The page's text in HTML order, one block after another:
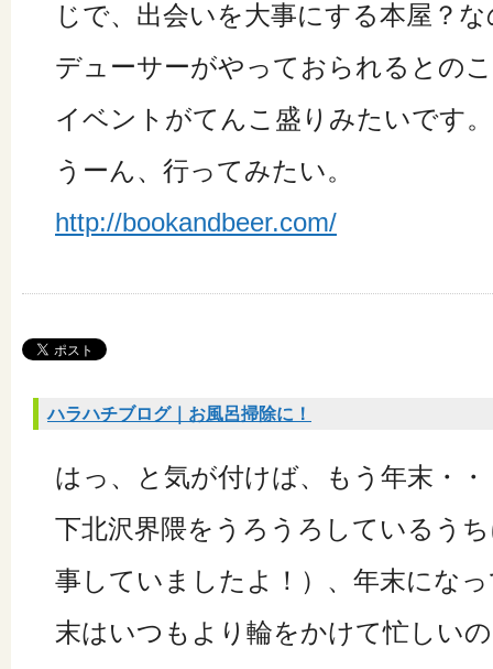
じで、出会いを大事にする本屋？
デューサーがやっておられるとの
イベントがてんこ盛りみたいです。
うーん、行ってみたい。
http://bookandbeer.com/
ハラハチブログ｜お風呂掃除に！
はっ、と気が付けば、もう年末・・
下北沢界隈をうろうろしているう
事していましたよ！）、年末にな
末はいつもより輪をかけて忙しい